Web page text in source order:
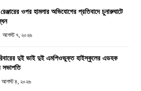
ওপর হামলার অভিযোগের প্রতিবাদে চুনারুঘাটে
আগস্ট ৭, ২০২৬
দুই ভাই দুই এমপিওভুক্ত হাইস্কুলের এডহক
সভাপতি
আগস্ট ৪, ২০২৬